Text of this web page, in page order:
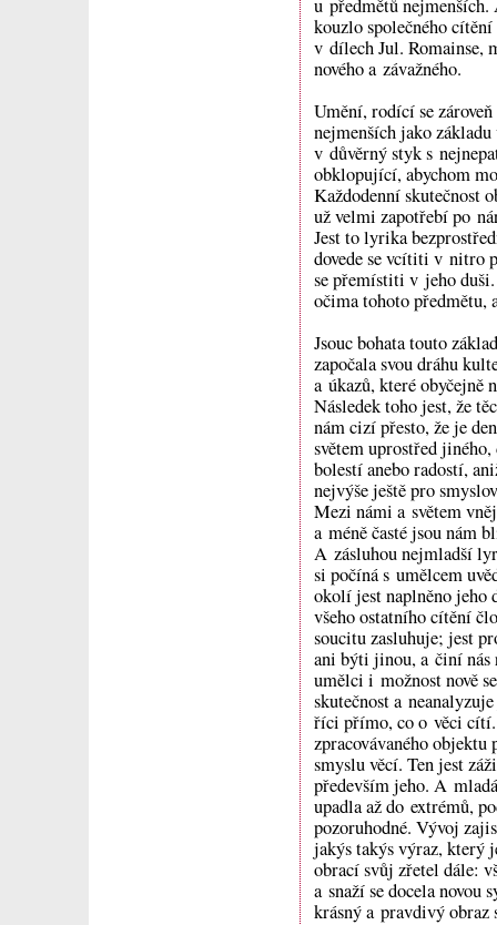
u předmětů
kouzlo společného
v dílech Jul. Romainse,
nového a závažného.
Umění, rodící se
nejmenších jako
v důvěrný styk s
obklopující, abychom
Každodenní skutečnost
už velmi zapotřebí po
Jest to lyrika
dovede se vcítiti v nitro
se přemístiti v jeho
očima tohoto předmětu,
Jsouc bohata touto
započala svou dráhu
a úkazů, které obyčejně
Následek toho jest, že
nám cizí přesto, že je
světem uprostřed
bolestí anebo radostí,
nejvýše ještě pro
Mezi námi a světem
a méně časté jsou nám
A zásluhou nejmladší
si počíná s umělcem
okolí jest naplněno jeho
všeho ostatního cítění
soucitu zasluhuje; jest
ani býti jinou, a činí
umělci i možnost nově
skutečnost a
říci přímo, co o věci cítí.
zpracovávaného
smyslu věcí. Ten jest
především jeho. A
upadla až do extrémů,
pozoruhodné. Vývoj
jakýs takýs výraz, který
obrací svůj zřetel dále:
a snaží se docela novou
krásný a pravdivý obraz